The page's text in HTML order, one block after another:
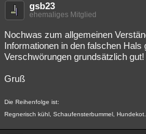
gsb23
ehemaliges Mitglied
Nochwas zum allgemeinen
Informationen in den falschen Hals
Verschwörungen grundsätzlich gut!
Gruß
Die Reihenfolge ist:
Regnerisch kühl, Schaufensterbummel, Hundekot.